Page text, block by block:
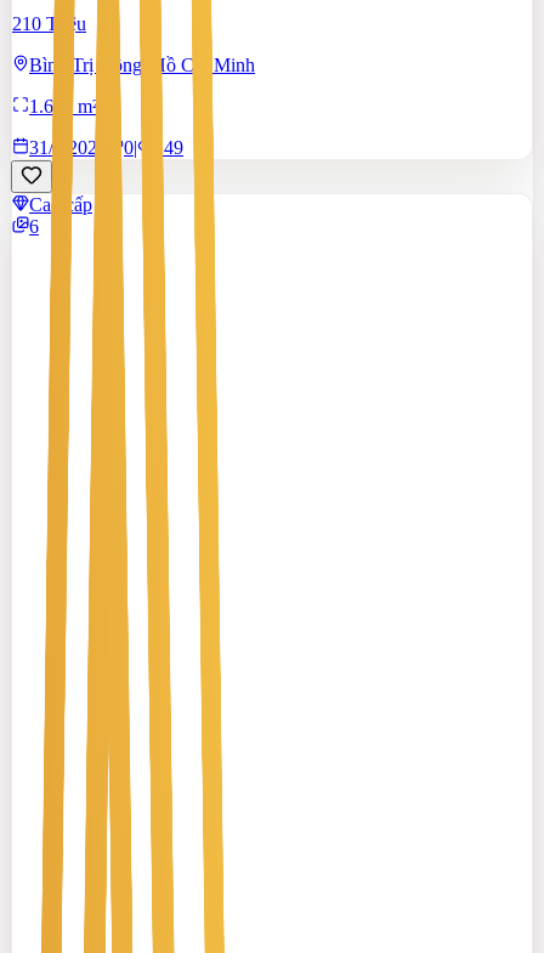
210 Triệu
Bình Trị Đông, Hồ Chí Minh
1.600 m²
31/7/2026
0| 149
Cao cấp
6